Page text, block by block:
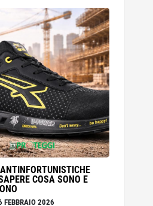
COSA SONO E
FEBBRAIO 2026